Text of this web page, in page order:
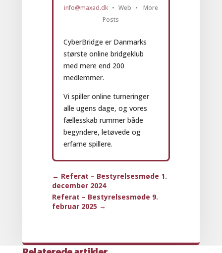
info@maxad.dk • Web •
More
Posts
CyberBridge er Danmarks
største online bridgeklub
med mere end 200
medlemmer.
Vi spiller online turneringer
alle ugens dage, og vores
fællesskab rummer både
begyndere, letøvede og
erfarne spillere.
← Referat – Bestyrelsesmøde 1.
december 2024
Referat – Bestyrelsesmøde 9.
februar 2025 →